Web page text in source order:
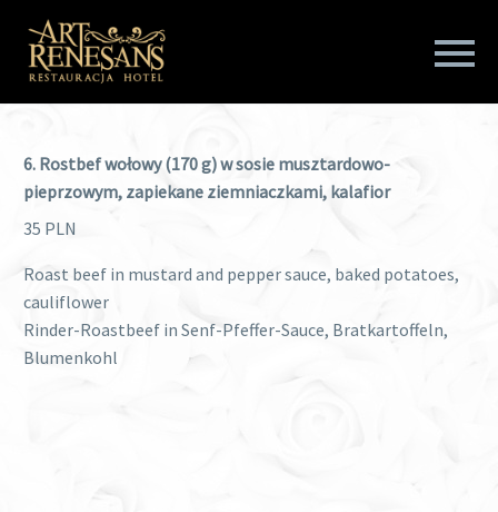
6. Rostbef wołowy (170 g) w sosie musztardowo-
pieprzowym, zapiekane ziemniaczkami, kalafior
35 PLN
Roast beef in mustard and pepper sauce, baked potatoes,
cauliflower
Rinder-Roastbeef in Senf-Pfeffer-Sauce, Bratkartoffeln,
Blumenkohl